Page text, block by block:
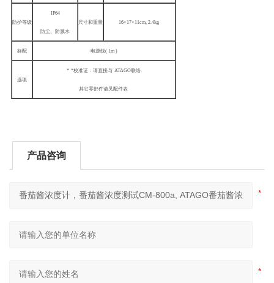
防护等级
IP64
防尘、防溅水
尺寸和重量 16×17×11cm, 2.4kg
标配 电源线( 1m )
选项
* *校准证 : 请直接与 ATAGO联络.
其它零部件请见配件表
产品咨询